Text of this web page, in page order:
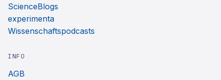
ScienceBlogs
experimenta
Wissenschaftspodcasts
INFO
AGB